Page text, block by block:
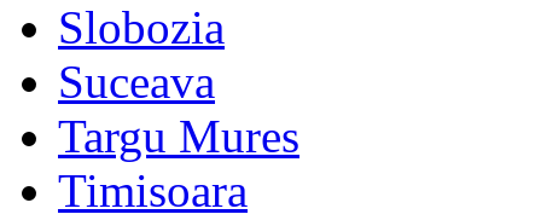
Slobozia
Suceava
Targu Mures
Timisoara